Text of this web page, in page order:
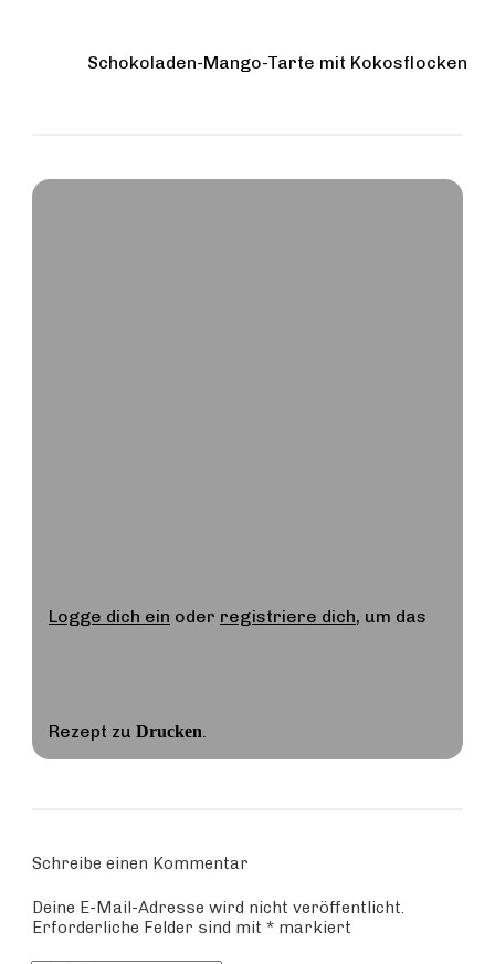
Schokoladen-Mango-Tarte mit Kokosflocken
Logge dich ein oder registriere dich, um das
Rezept zu Drucken.
Schreibe einen Kommentar
Deine E-Mail-Adresse wird nicht veröffentlicht.
Erforderliche Felder sind mit * markiert